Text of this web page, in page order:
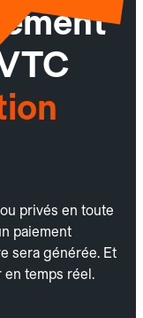
privés en toute
paiement
sera générée. Et
temps réel.